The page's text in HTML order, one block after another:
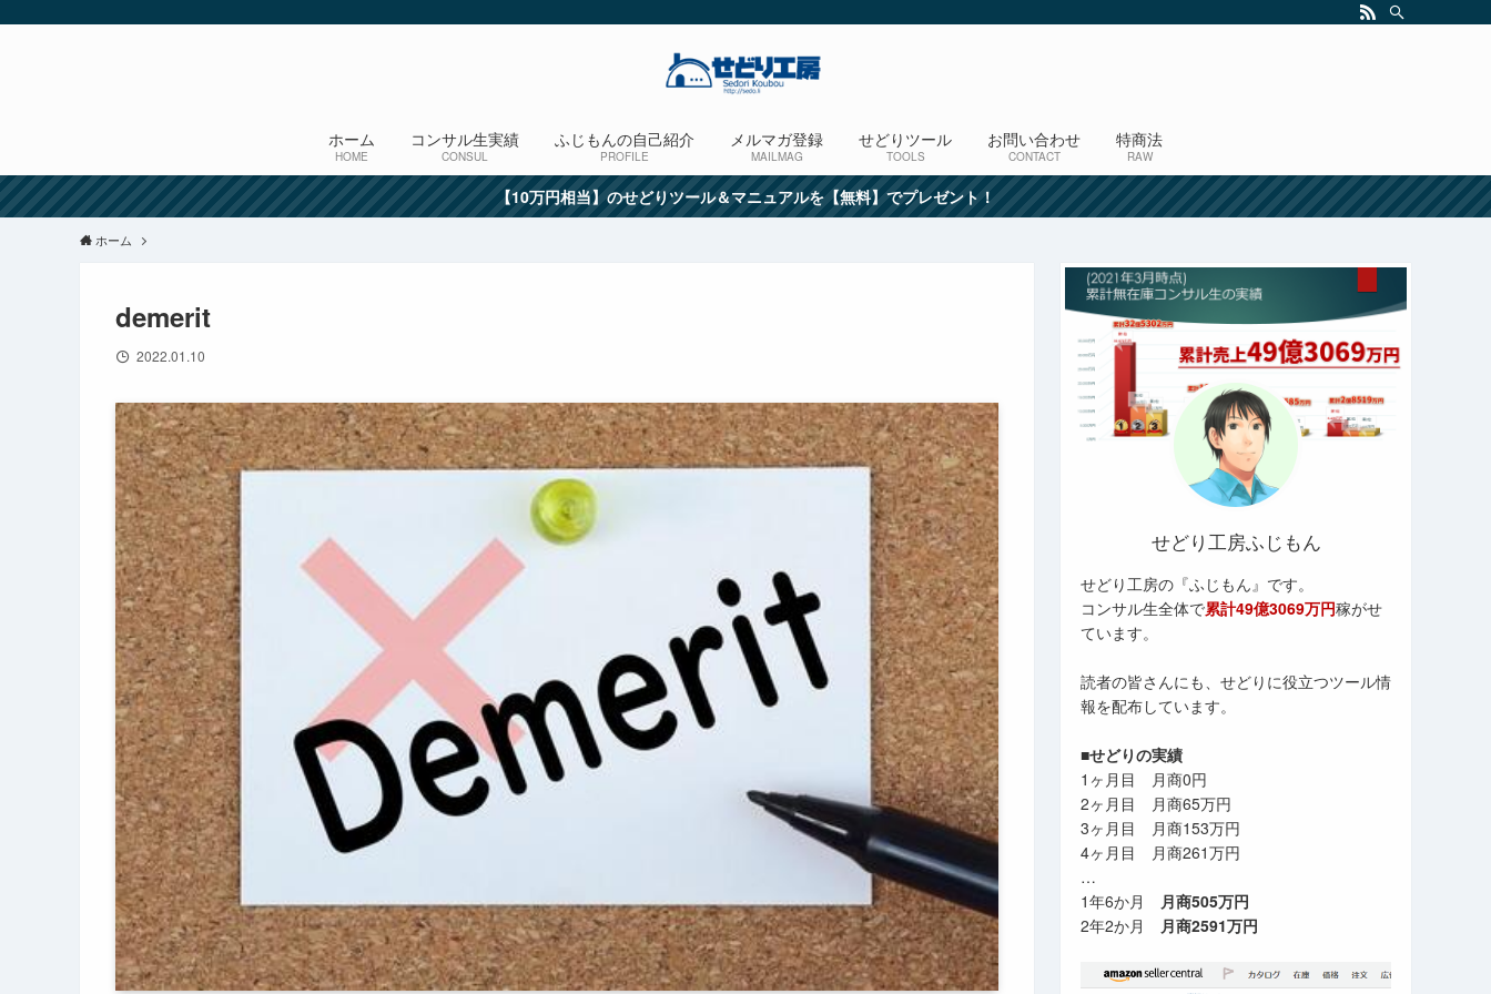
ホーム
HOME
コンサル生実績
CONSUL
ふじもんの自己紹介
PROFILE
メルマガ登録
MAILMAG
せどりツール
TOOLS
お問い合わせ
CONTACT
特商法
RAW
【10万円相当】のせどりツール＆マニュアルを【無料】でプレゼント！
ホーム
demerit
2022.01.10
せどり工房ふじもん
せどり工房の『ふじもん』です。
コンサル生全体で累計49億3069万円稼がせ
ています。
読者の皆さんにも、せどりに役立つツール情
報を配布しています。
■せどりの実績
1ヶ月目 月商0円
2ヶ月目 月商65万円
3ヶ月目 月商153万円
4ヶ月目 月商261万円
…
1年6か月 月商505万円
2年2か月 月商2591万円